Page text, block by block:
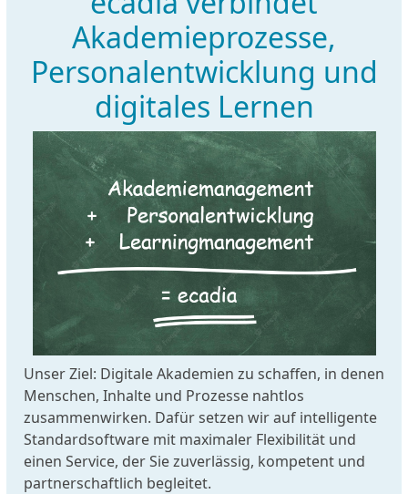
Akademieprozesse,
Personalentwicklung und
digitales Lernen
Unser Ziel: Digitale Akademien zu schaffen, in denen
Menschen, Inhalte und Prozesse nahtlos
zusammenwirken. Dafür setzen wir auf intelligente
Standardsoftware mit maximaler Flexibilität und
einen Service, der Sie zuverlässig, kompetent und
partnerschaftlich begleitet.